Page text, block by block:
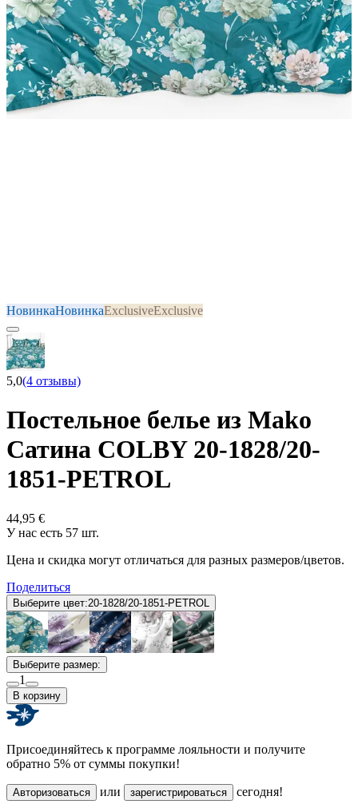
НовинкаНовинкаExclusiveExclusive
5,0(4 отзывы)
Постельное белье из Mako
Сатина COLBY 20-1828/20-
1851-PETROL
44,95 €
У нас есть 57 шт.
Цена и скидка могут отличаться для разных размеров/цветов.
Поделиться
Выберите цвет:20-1828/20-1851-PETROL
Выберите размер:
1
В корзину
Присоединяйтесь к программе лояльности и получите
обратно 5% от суммы покупки!
Авторизоваться или зарегистрироваться сегодня!